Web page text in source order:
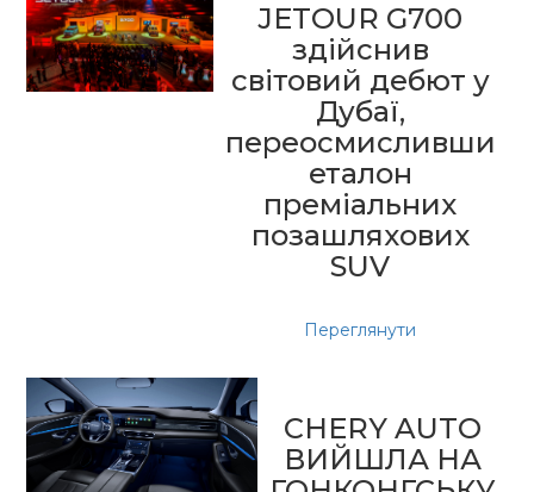
JETOUR G700
здійснив
світовий дебют у
Дубаї,
переосмисливши
еталон
преміальних
позашляхових
SUV
Переглянути
CHERY AUTO
ВИЙШЛА НА